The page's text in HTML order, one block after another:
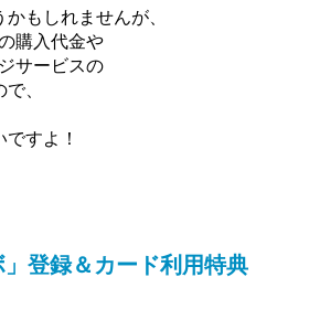
もしれませんが、
購入代金や
サービスの
、
すよ！
」登録＆カード利用特典